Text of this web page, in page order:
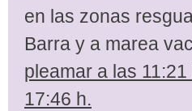
en las zonas
Barra y a marea
pleamar a las
17:46 h.